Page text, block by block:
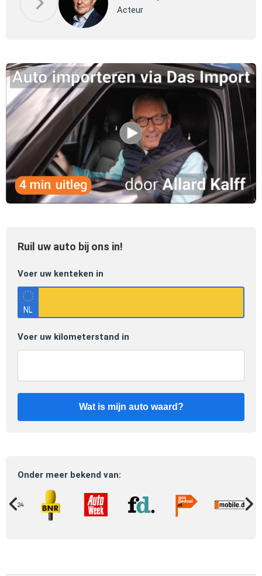
Acteur
Ruil uw auto bij ons in!
Voer uw kenteken in
Voer uw kilometerstand in
Wat is mijn auto waard?
Onder meer bekend van: